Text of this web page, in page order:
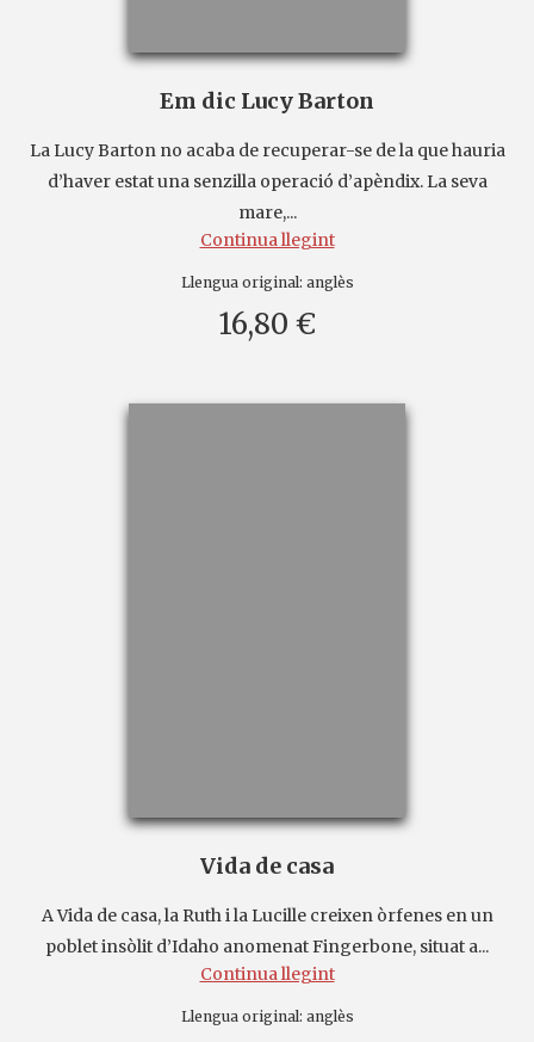
Em dic Lucy Barton
La Lucy Barton no acaba de recuperar-se de la que hauria
d’haver estat una senzilla operació d’apèndix. La seva
mare,...
Continua llegint
Llengua original: anglès
16,80 €
Vida de casa
A Vida de casa, la Ruth i la Lucille creixen òrfenes en un
poblet insòlit d’Idaho anomenat Fingerbone, situat a...
Continua llegint
Llengua original: anglès